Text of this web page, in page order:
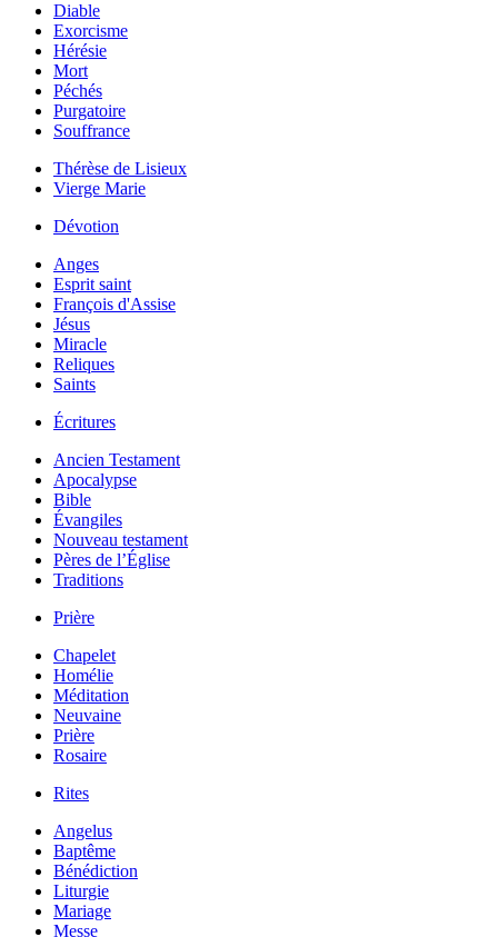
Diable
Exorcisme
Hérésie
Mort
Péchés
Purgatoire
Souffrance
Thérèse de Lisieux
Vierge Marie
Dévotion
Anges
Esprit saint
François d'Assise
Jésus
Miracle
Reliques
Saints
Écritures
Ancien Testament
Apocalypse
Bible
Évangiles
Nouveau testament
Pères de l’Église
Traditions
Prière
Chapelet
Homélie
Méditation
Neuvaine
Prière
Rosaire
Rites
Angelus
Baptême
Bénédiction
Liturgie
Mariage
Messe